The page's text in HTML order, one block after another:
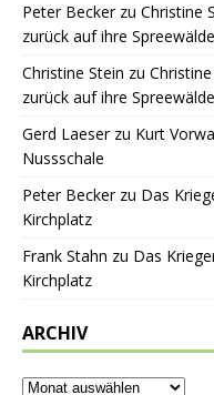
Peter Beckerzu Christine
zurück auf ihre
Christine Stein zu
zurück auf ihre
Gerd Laeserzu Kurt
Nussschale
Peter Beckerzu Das
Kirchplatz
Frank Stahn zu Das
Kirchplatz
ARCHIV